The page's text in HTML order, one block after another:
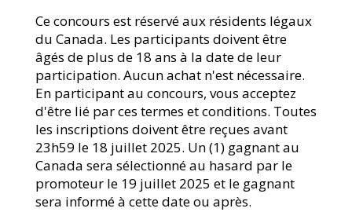
Ce concours est réservé aux résidents légaux
du Canada. Les participants doivent être
âgés de plus de 18 ans à la date de leur
participation. Aucun achat n'est nécessaire.
En participant au concours, vous acceptez
d'être lié par ces termes et conditions. Toutes
les inscriptions doivent être reçues avant
23h59 le 18 juillet 2025. Un (1) gagnant au
Canada sera sélectionné au hasard par le
promoteur le 19 juillet 2025 et le gagnant
sera informé à cette date ou après.